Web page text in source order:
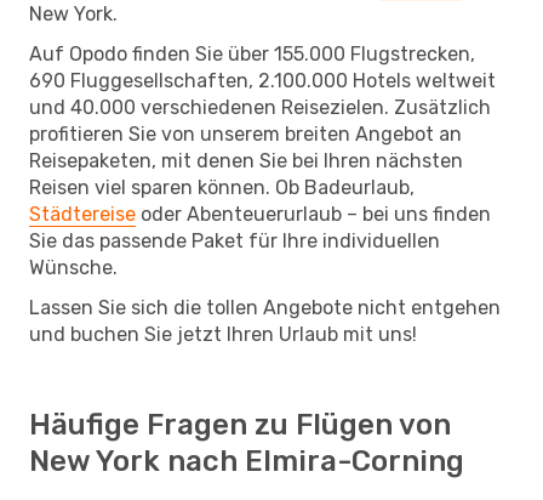
New York.
Auf Opodo finden Sie über 155.000 Flugstrecken,
690 Fluggesellschaften, 2.100.000 Hotels weltweit
und 40.000 verschiedenen Reisezielen. Zusätzlich
profitieren Sie von unserem breiten Angebot an
Reisepaketen, mit denen Sie bei Ihren nächsten
Reisen viel sparen können. Ob Badeurlaub,
Städtereise oder Abenteuerurlaub – bei uns finden
Sie das passende Paket für Ihre individuellen
Wünsche.
Lassen Sie sich die tollen Angebote nicht entgehen
und buchen Sie jetzt Ihren Urlaub mit uns!
Häufige Fragen zu Flügen von
New York nach Elmira-Corning